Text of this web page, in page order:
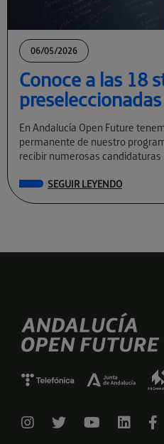
06/05/2026
Conoce a las 18
En Andalucía Open Future
permanente de nuestro
recibir numerosas
SEGUIR LEYENDO